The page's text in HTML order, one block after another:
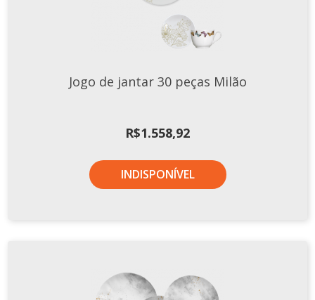
Jogo de jantar 30 peças Milão
R$1.558,92
INDISPONÍVEL